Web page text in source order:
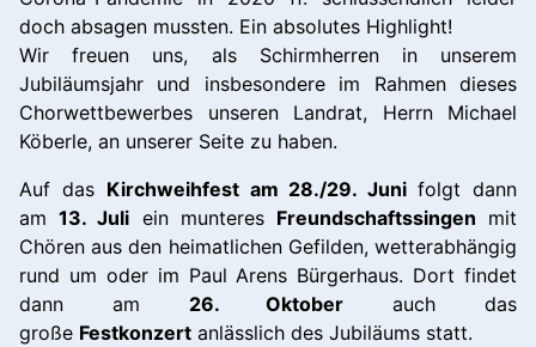
doch absagen mussten. Ein absolutes Highlight!
Wir freuen uns, als Schirmherren in unserem
Jubiläumsjahr und insbesondere im Rahmen dieses
Chorwettbewerbes unseren Landrat, Herrn Michael
Köberle, an unserer Seite zu haben.
Auf das Kirchweihfest am 28./29. Junifolgt dann
am13. Juli ein munteres Freundschaftssingen mit
Chören aus den heimatlichen Gefilden, wetterabhängig
rund um oder im Paul Arens Bürgerhaus. Dort findet
dann am 26. Oktober auch das
große Festkonzert anlässlich des Jubiläums statt.